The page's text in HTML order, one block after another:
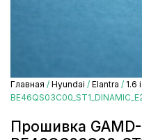
Главная / Hyundai / Elantra / 1.6 i
Прошивка GAMD-